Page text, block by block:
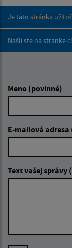
Je táto stránka
Našli ste na stránke
Meno (povinné)
E-mailová adresa
Text vašej správy